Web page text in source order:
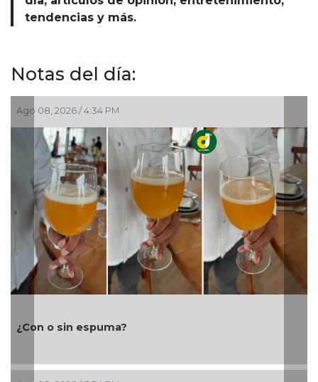
tendencias y más.
Notas del día:
Ago 08, 2026 / 2:36 PM
Cañeros marchan sobre la federal 180
rescate del ingenio San Pedro